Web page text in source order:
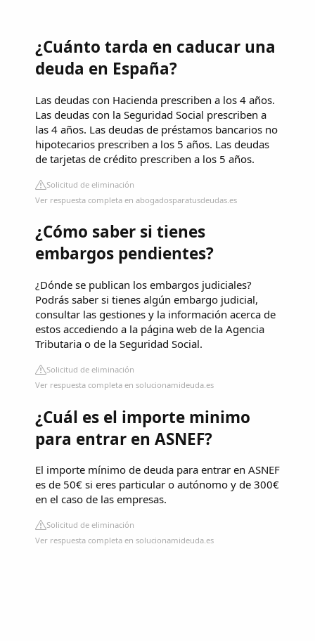
¿Cuánto tarda en caducar una
deuda en España?
Las deudas con Hacienda prescriben a los 4 años.
Las deudas con la Seguridad Social prescriben a
las 4 años. Las deudas de préstamos bancarios no
hipotecarios prescriben a los 5 años. Las deudas
de tarjetas de crédito prescriben a los 5 años.
Solicitud de eliminación
Ver respuesta completa en abogadosparatusdeudas.es
¿Cómo saber si tienes
embargos pendientes?
¿Dónde se publican los embargos judiciales?
Podrás saber si tienes algún embargo judicial,
consultar las gestiones y la información acerca de
estos accediendo a la página web de la Agencia
Tributaria o de la Seguridad Social.
Solicitud de eliminación
Ver respuesta completa en solucionamideuda.es
¿Cuál es el importe minimo
para entrar en ASNEF?
El importe mínimo de deuda para entrar en ASNEF
es de 50€ si eres particular o autónomo y de 300€
en el caso de las empresas.
Solicitud de eliminación
Ver respuesta completa en solucionamideuda.es